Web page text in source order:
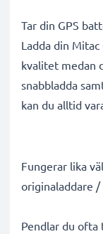
Tar din GPS
Ladda din
kvalitet medan
snabbladda
kan du alltid
Fungerar lika
originaladdare /
Pendlar du ofta